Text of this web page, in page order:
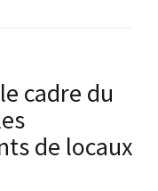
cadre du
de locaux